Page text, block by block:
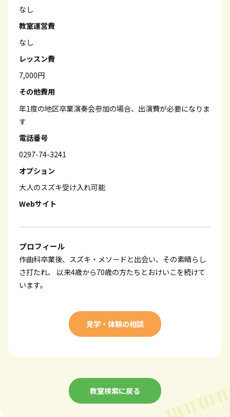
なし
教室運営費
なし
レッスン費
7,000円
その他費用
年1度の地区卒業演奏会参加の場合、出演費が必要になりま
す
電話番号
0297-74-3241
オプション
大人のスズキ受け入れ可能
Webサイト
プロフィール
作曲科卒業後、スズキ・メソードと出会い、その素晴らし
さ打たれ、 以来4歳から70歳の方たちとおけいこを続けて
います。
見学・体験の相談
教室検索に戻る